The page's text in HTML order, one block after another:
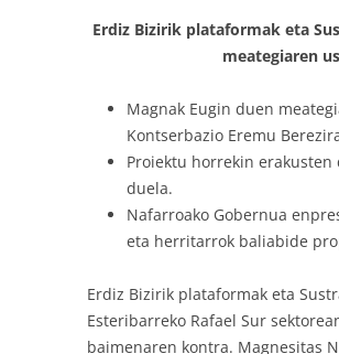
Erdiz Bizirik plataformak eta
meategiaren
Magnak Eugin duen
Kontserbazio Eremu
Proiektu horrekin erakusten
duela.
Nafarroako Gobernua
eta herritarrok baliabide
Erdiz Bizirik plataformak eta
Esteribarreko Rafael Sur
baimenaren kontra. Magnesitas